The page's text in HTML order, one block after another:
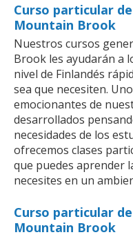
Curso particular
Mountain Brook
Nuestros cursos
Brook les ayudarán a
nivel de Finlandés
sea que necesiten.
emocionantes de
desarrollados
necesidades de los
ofrecemos clases
que puedes aprender
necesites en un
Curso particular
Mountain Brook